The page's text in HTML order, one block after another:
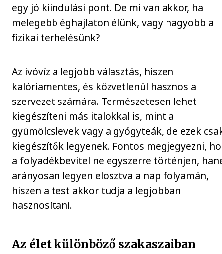
egy jó kiindulási pont. De mi van akkor, ha
melegebb éghajlaton élünk, vagy nagyobb a
fizikai terhelésünk?
Az ivóvíz a legjobb választás, hiszen
kalóriamentes, és közvetlenül hasznos a
szervezet számára. Természetesen lehet
kiegészíteni más italokkal is, mint a
gyümölcslevek vagy a gyógyteák, de ezek
kiegészítők legyenek. Fontos megjegyezni,
a folyadékbevitel ne egyszerre történjen,
arányosan legyen elosztva a nap folyamán,
hiszen a test akkor tudja a legjobban
hasznosítani.
Az élet különböző szakaszaiban